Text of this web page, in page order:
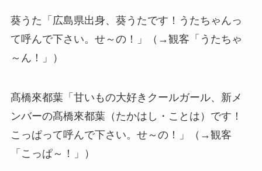
葵うた「広島県出身、葵うたです！うたちゃんっ
て呼んで下さい。せ～の！」（→観客「うたちゃ
～ん！」）
髙橋來都葉「甘いもの大好きクールガール、新メ
ンバーの髙橋來都葉（たかはし・ことは）です！
こっぱって呼んで下さい。せ～の！」（→観客
「こっぱ～！」）